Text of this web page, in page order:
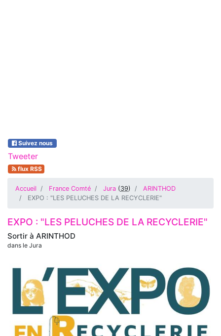
Suivez nous
Tweeter
flux RSS
Accueil France Comté Jura (39)
ARINTHOD
EXPO : "LES PELUCHES DE LA RECYCLERIE"
Sortir à ARINTHOD
dans le Jura
EXPO : "LES PELUCHES DE LA RECYCLERIE"